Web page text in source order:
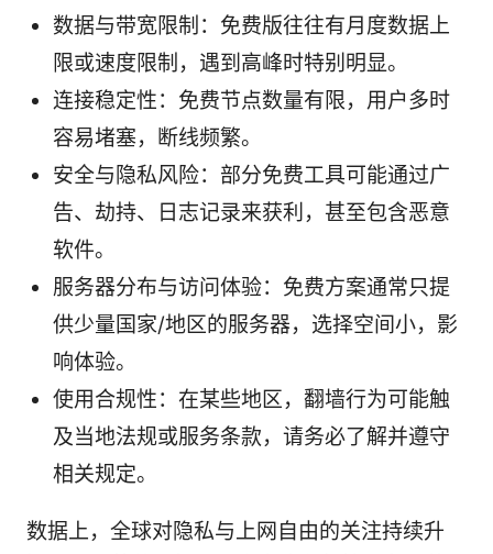
数据与带宽限制：免费版往往有月度数据上
限或速度限制，遇到高峰时特别明显。
连接稳定性：免费节点数量有限，用户多时
容易堵塞，断线频繁。
安全与隐私风险：部分免费工具可能通过广
告、劫持、日志记录来获利，甚至包含恶意
软件。
服务器分布与访问体验：免费方案通常只提
供少量国家/地区的服务器，选择空间小，影
响体验。
使用合规性：在某些地区，翻墙行为可能触
及当地法规或服务条款，请务必了解并遵守
相关规定。
数据上，全球对隐私与上网自由的关注持续升